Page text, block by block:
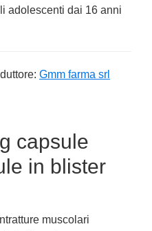
adolescenti dai 16 anni
Gmm farma srl
capsule
in blister
muscolari